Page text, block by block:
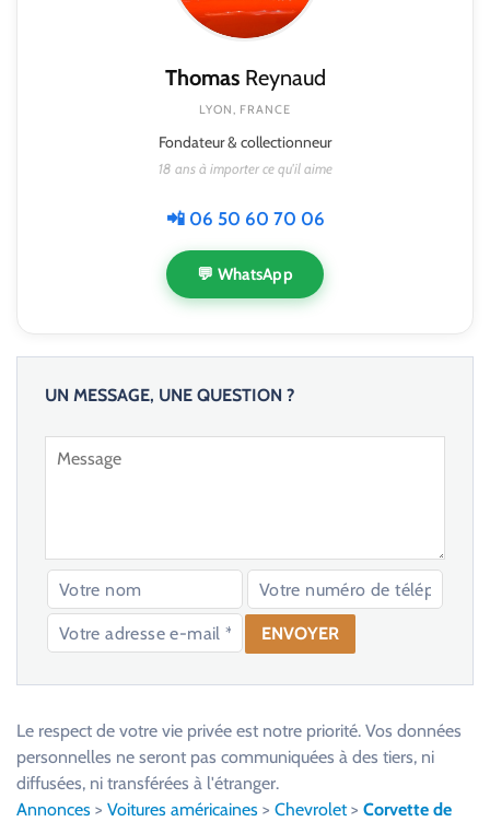
ThomasReynaud
LYON, FRANCE
Fondateur & collectionneur
18 ans à importer ce qu'il aime
📲 06 50 60 70 06
💬 WhatsApp
UN MESSAGE, UNE QUESTION ?
Le respect de votre vie privée est notre priorité. Vos données
personnelles ne seront pas communiquées à des tiers, ni
diffusées, ni transférées à l'étranger.
Annonces > Voitures américaines > Chevrolet> Corvette de